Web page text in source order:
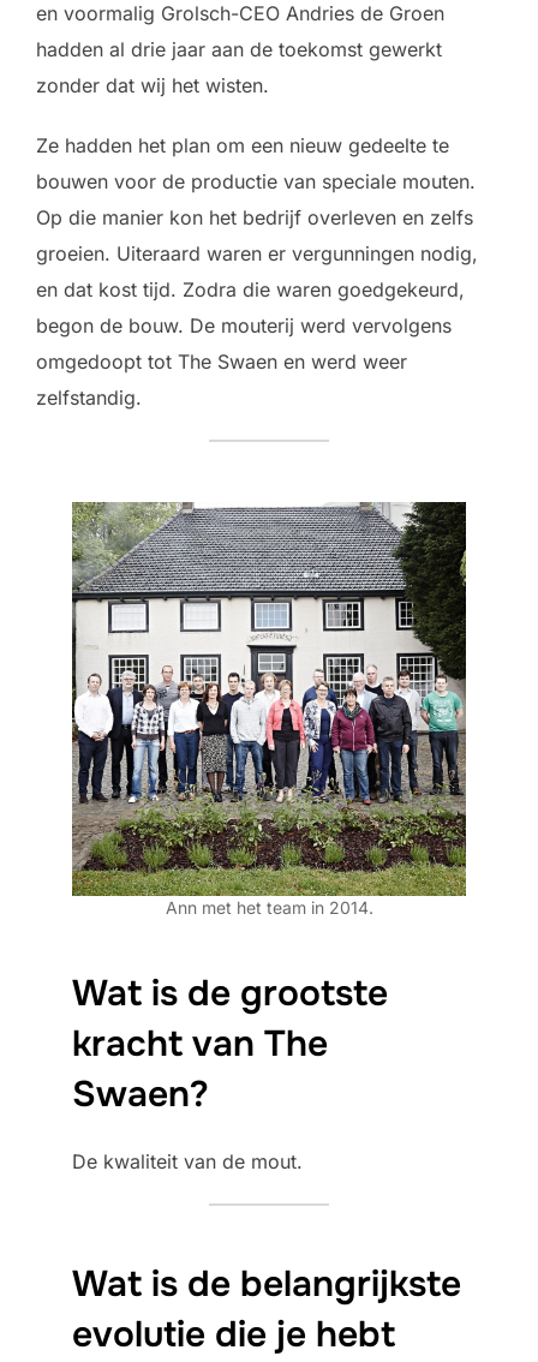
en voormalig Grolsch-CEO Andries de Groen
hadden al drie jaar aan de toekomst gewerkt
zonder dat wij het wisten.
Ze hadden het plan om een ​​nieuw gedeelte te
bouwen voor de productie van speciale mouten.
Op die manier kon het bedrijf overleven en zelfs
groeien. Uiteraard waren er vergunningen nodig,
en dat kost tijd. Zodra die waren goedgekeurd,
begon de bouw. ​​De mouterij werd vervolgens
omgedoopt tot The Swaen en werd weer
zelfstandig.
Ann met het team in 2014.
Wat is de grootste
kracht van The
Swaen?
De kwaliteit van de mout.
Wat is de belangrijkste
evolutie die je hebt